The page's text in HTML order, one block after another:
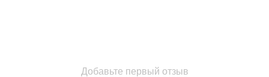
Добавьте первый отзыв